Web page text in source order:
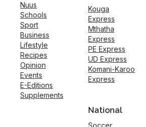
Nuus
Schools
Sport
Business
Lifestyle
Recipes
Opinion
Events
E-Editions
Supplements
Kouga
Express
Mthatha
Express
PE Express
UD Express
Komani-Karoo
Express
National
Soccer